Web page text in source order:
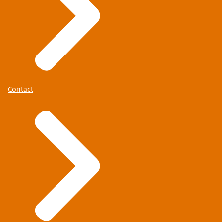
Regel acht:
Verhuurt de verhuurer aan een arbeidsmigrant?
Dan geldt naast deze regels dat de verhuurder de
huurovereenkomst los van de
arbeidsovereenkomst moet vastleggen.
De informatie die de verhuurder aan de huurder
Houdt jouw verhuurder zich niet aan één van deze
regels?
Dan kan je dit melden bij je gemeente.
Iedere gemeente moet vanaf 1 januari 2024 een
meldpunt hebben waar huurders terecht kunnen.
Zij kunnen je verder helpen en op de regels
handhaven.
Naast deze norm kunnen gemeenten een
Contact